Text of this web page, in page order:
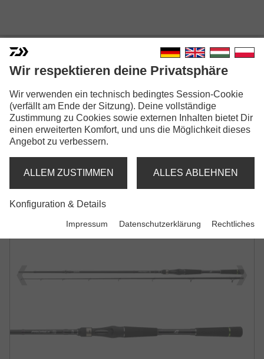
PROREX S BAITCAST
BAITCASTRUTE | L | ML | M | MH
Wir respektieren deine Privatsphäre
Wir verwenden ein technisch bedingtes Session-Cookie
(verfällt am Ende der Sitzung). Deine vollständige
Zustimmung zu Cookies sowie externen Inhalten bietet Dir
einen erweiterten Komfort, und uns die Möglichkeit dieses
Angebot zu verbessern.
ALLEM ZUSTIMMEN ALLES ABLEHNEN
Konfiguration & Details
Impressum Datenschutzerklärung Rechtliches